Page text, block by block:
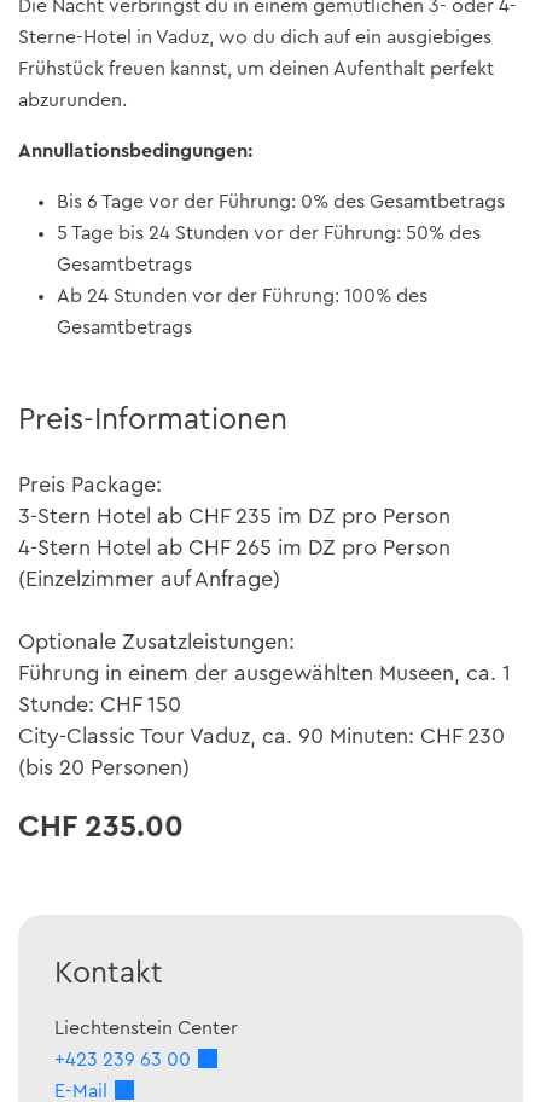
Die Nacht verbringst du in einem gemütlichen 3- oder 4-
Sterne-Hotel in Vaduz, wo du dich auf ein ausgiebiges
Frühstück freuen kannst, um deinen Aufenthalt perfekt
abzurunden.
Annullationsbedingungen:
Bis 6 Tage vor der Führung: 0% des Gesamtbetrags
5 Tage bis 24 Stunden vor der Führung: 50% des
Gesamtbetrags
Ab 24 Stunden vor der Führung: 100% des
Gesamtbetrags
Preis-Informationen
Preis Package:
3-Stern Hotel ab CHF 235 im DZ pro Person
4-Stern Hotel ab CHF 265 im DZ pro Person
(Einzelzimmer auf Anfrage)
Optionale Zusatzleistungen:
Führung in einem der ausgewählten Museen, ca. 1
Stunde: CHF 150
City-Classic Tour Vaduz, ca. 90 Minuten: CHF 230
(bis 20 Personen)
CHF 235.00
Kontakt
Liechtenstein Center
+423 239 63 00
E-Mail